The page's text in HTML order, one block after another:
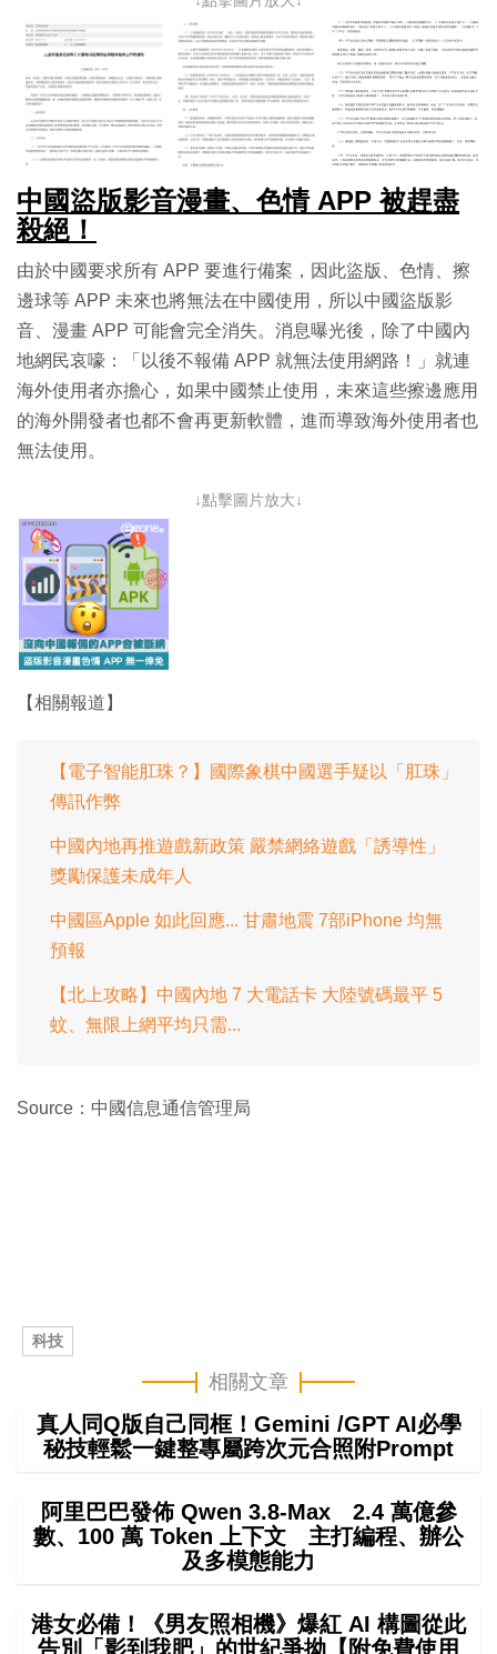
中國盜版影音漫畫、色情 APP 被趕盡
殺絕！
由於中國要求所有 APP 要進行備案，因此盜版、色情、擦
邊球等 APP 未來也將無法在中國使用，所以中國盜版影
音、漫畫 APP 可能會完全消失。消息曝光後，除了中國內
地網民哀嚎：「以後不報備 APP 就無法使用網路！」就連
海外使用者亦擔心，如果中國禁止使用，未來這些擦邊應用
的海外開發者也都不會再更新軟體，進而導致海外使用者也
無法使用。
↓點擊圖片放大↓
【相關報道】
【電子智能肛珠？】國際象棋中國選手疑以「肛珠」
傳訊作弊
中國內地再推遊戲新政策 嚴禁網絡遊戲「誘導性」
獎勵保護未成年人
中國區Apple 如此回應... 甘肅地震 7部iPhone 均無
預報
【北上攻略】中國內地 7 大電話卡 大陸號碼最平 5
蚊、無限上網平均只需...
Source：中國信息通信管理局
科技
相關文章
真人同Q版自己同框！Gemini /GPT AI必學
秘技輕鬆一鍵整專屬跨次元合照附Prompt
阿里巴巴發佈 Qwen 3.8-Max 2.4 萬億參
數、100 萬 Token 上下文 主打編程、辦公
及多模態能力
港女必備！《男友照相機》爆紅 AI 構圖從此
告別「影到我肥」的世紀爭拗【附免費使用